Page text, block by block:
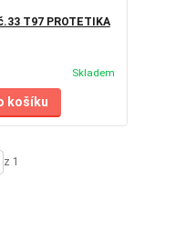
T97 PROTETIKA
Skladem
košíku
z 1